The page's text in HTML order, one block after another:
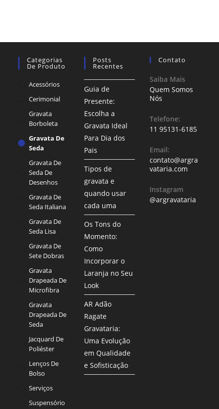
Categorias
De Produto
Acessórios
Cerimonial
Gravata
Borboleta
Gravata De
Seda
Gravata De
Seda De
Desenhos
Gravata De
Seda Italiana
Gravata De
Seda Lisa
Gravata De
Sete Dobras
Gravata
Drapeada De
Microfibra
Gravata
Drapeada De
Seda
Jacquard De
Poliéster
Lenços De
Bolso
Serviços
Suspensório
Posts
Recentes
Guia de
Presente:
Escolha a
Gravata Ideal
Para Dia dos
Pais
Tipos de
gravata e
quando usar
cada uma
Os Tons do
Momento:
Como
Incorporar o
Laranja no Seu
Look
AR Adão
Ragate
Gravataria:
Uma Evolução
em Qualidade
e Sofisticação
Contato
Saiba Mais
Quem Somos
Nós
Telefone:
11 95131-6185
Email:
contato@argra
vataria.com
Instagram
@argravataria